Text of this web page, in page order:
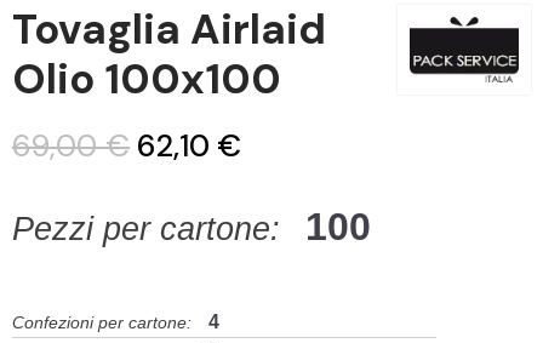
Tovaglia Airlaid
Olio 100x100
69,00 € 62,10 €
Pezzi per cartone: 100
Confezioni per cartone: 4